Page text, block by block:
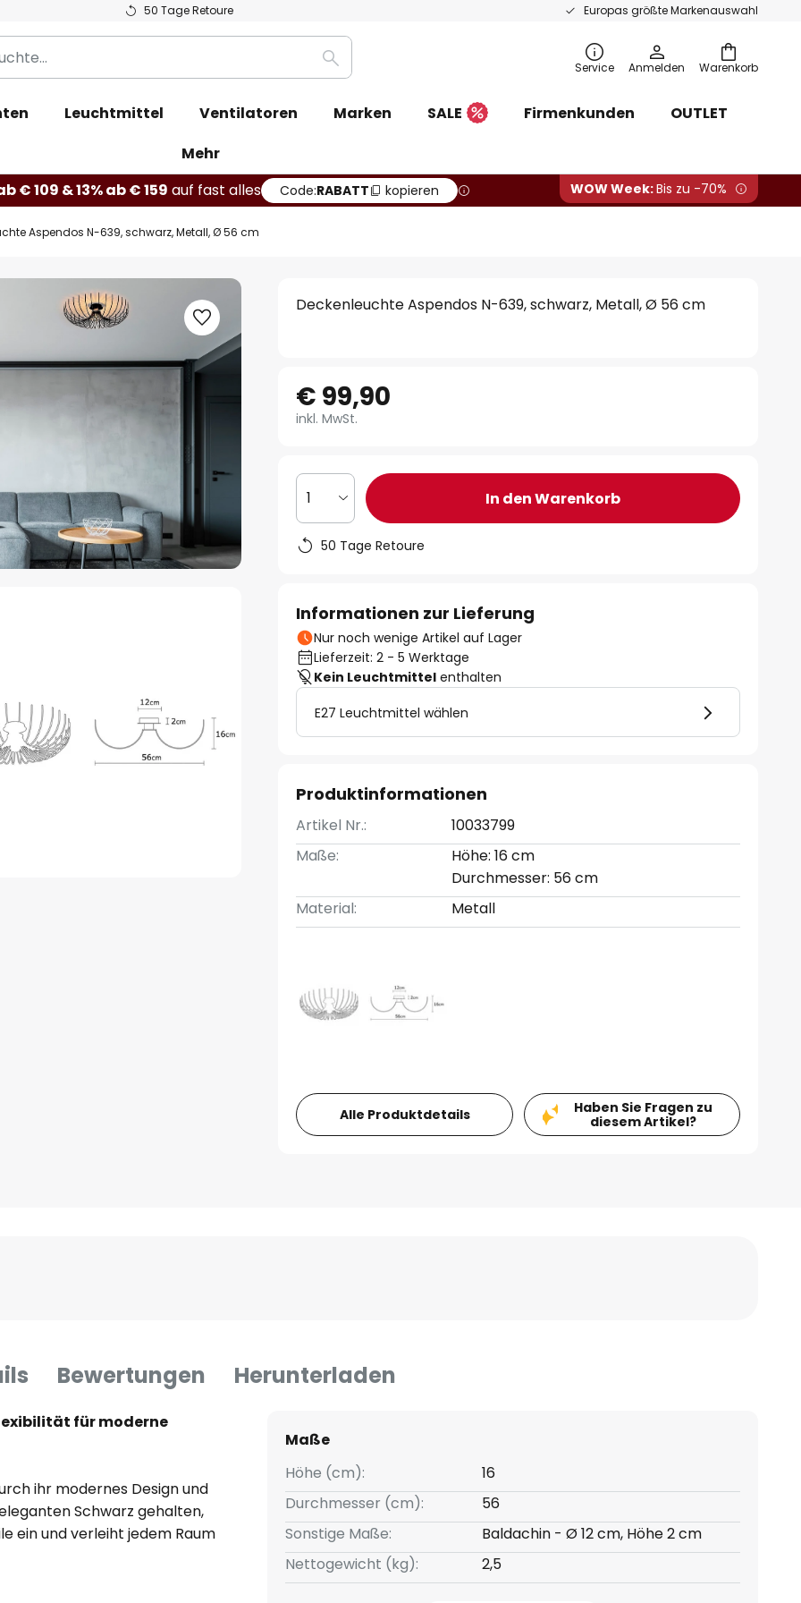
50 Tage Retoure Europas größte Markenauswahl
Warenkorb
Suche Service Anmelden
Leuchtmittel Ventilatoren Marken SALE Firmenkunden
OUTLET
Mehr
€ 109 & 13% ab € 159 auf fast alles Code:RABATT kopieren WOW Week:Bis zu -70%
Aspendos N-639, schwarz, Metall, Ø 56 cm
Deckenleuchte Aspendos N-639, schwarz, Metall, Ø 56 cm
€ 99,90
inkl. MwSt.
1 In den Warenkorb
50 Tage Retoure
Informationen zur Lieferung
Nur noch wenige Artikel auf Lager
Lieferzeit: 2 - 5 Werktage
Kein Leuchtmittel enthalten
E27 Leuchtmittel wählen
Produktinformationen
Artikel Nr.:
10033799
Maße:
Höhe: 16 cm
Durchmesser: 56 cm
Material:
Metall
Alle Produktdetails
Haben Sie Fragen zu
diesem Artikel?
Bewertungen Herunterladen
für moderne
ihr modernes Design und
Schwarz gehalten,
ein und verleiht jedem Raum
Maße
Höhe (cm):
16
Durchmesser (cm):
56
Sonstige Maße:
Baldachin - Ø 12 cm, Höhe 2 cm
Nettogewicht (kg):
2,5